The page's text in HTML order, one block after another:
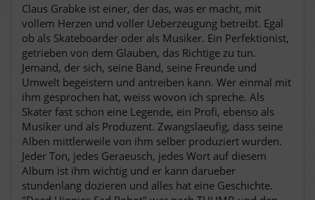
Claus Grabke ist einer, der das, was er macht, mit
vollem Herzen und voller Ueberzeugung betreibt. Egal
ob als Skateboarder oder als Musiker. Ein Perfektionist,
getrieben von dem Glauben, das Richtige zu tun.
Jemand, der sich, seine Band, seine Freunde und
Umwelt begeistern und antreiben kann. Wer einmal mit
ihm gesprochen hat, weiss wovon ich spreche. Als
Skater fast schon eine Legende, ein Profi, ebenso als
Musiker und als Produzent. Zwangslaeufig, dass seine
Alben mittlerweile von ihm selber produziert wurden.
Jeder Ton, jedes Geraeusch, jedes Wort auf diesem
Album ist ihm wichtig und er kann darueber
stundenlang dozieren und alles hat eine Geschichte.